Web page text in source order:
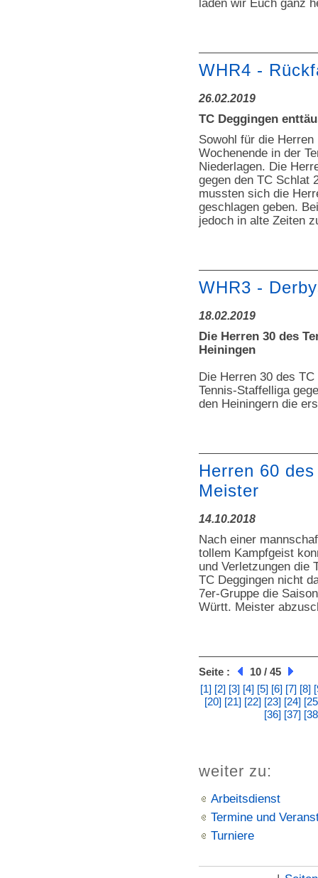
laden wir Euch ganz
WHR4 -
26.02.2019
TC Deggingen
Sowohl für die
Wochenende in der
Niederlagen. Die
gegen den TC Schlat
mussten sich die
geschlagen geben.
jedoch in alte Zeiten
WHR3 -
18.02.2019
Die Herren 30 des
Heiningen
Die Herren 30 des
Tennis-Staffelliga
den Heiningern die
Herren 60
Meister
14.10.2018
Nach einer
tollem Kampfgeist
und Verletzungen die
TC Deggingen nicht
7er-Gruppe die
Württ. Meister
Seite :
10 / 45
[1] [2] [3] [4] [5] [6] [7] [8]
[20] [21] [22] [23] [24]
[36] [37]
weiter zu:
Arbeitsdienst
Termine und
Turniere